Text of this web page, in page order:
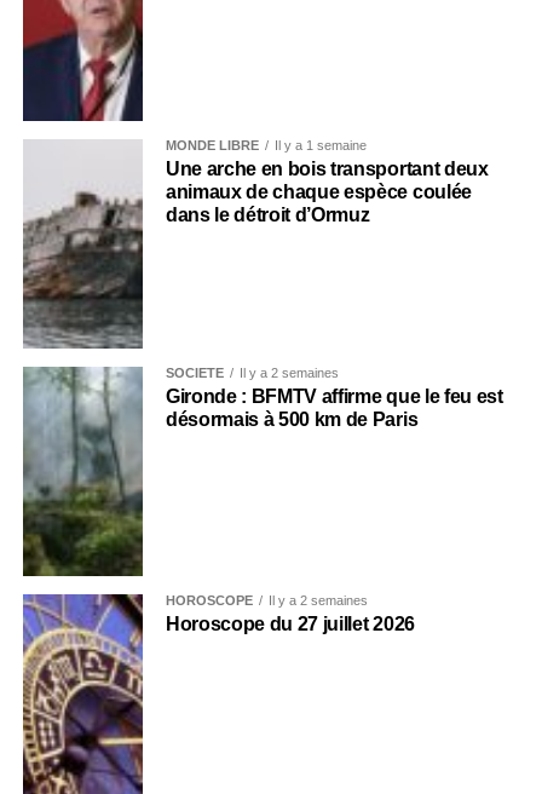
MONDE LIBRE Il y a 1 semaine
Une arche en bois transportant deux
animaux de chaque espèce coulée
dans le détroit d’Ormuz
SOCIÉTÉ Il y a 2 semaines
Gironde : BFMTV affirme que le feu est
désormais à 500 km de Paris
HOROSCOPE Il y a 2 semaines
Horoscope du 27 juillet 2026